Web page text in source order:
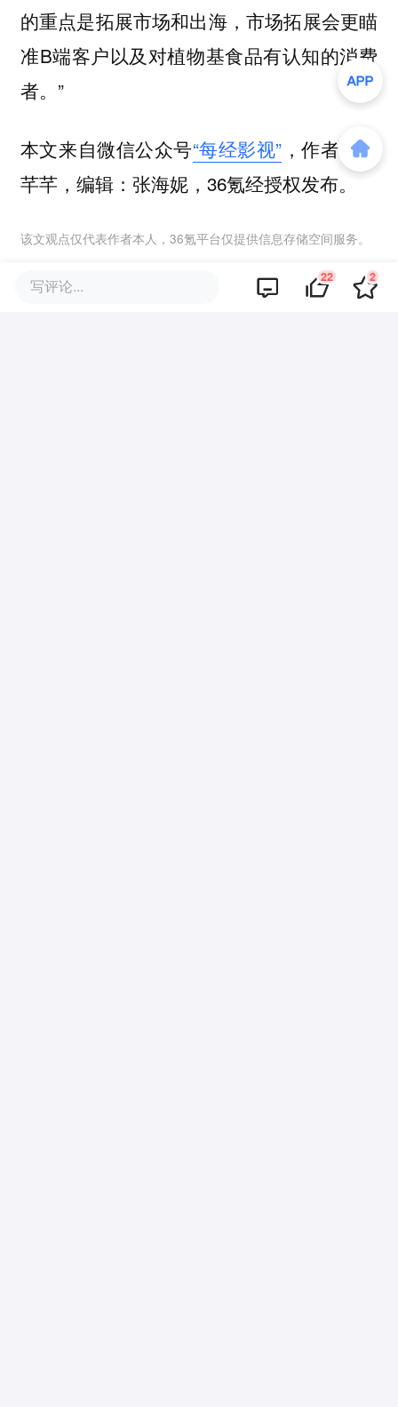
的重点是拓展市场和出海，市场拓展会更瞄
准B端客户以及对植物基食品有认知的消费
者。”
本文来自微信公众号“每经影视” ，作者：范
芊芊，编辑：张海妮，36氪经授权发布。
该文观点仅代表作者本人，36氪平台仅提供信息存储空间服务。
写评论... 22 2